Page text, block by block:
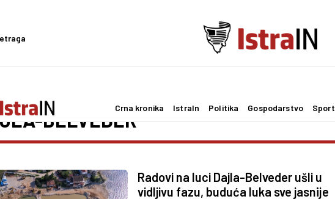
Crna kronika IstraIn Politika Gospodarstvo Sport
BELVEDER
Radovi na luci Dajla-Belveder ušli u
vidljivu fazu, buduća luka sve jasnije